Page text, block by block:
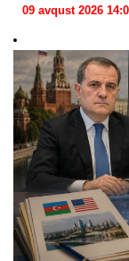
09 avqust 2026